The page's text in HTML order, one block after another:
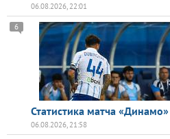
06.08.2026, 22:01
Статистика матча
6
06.08.2026, 21:58